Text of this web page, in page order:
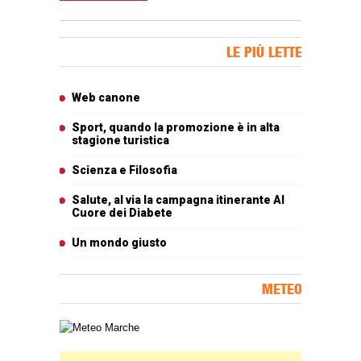
LE PIÙ LETTE
Web canone
Sport, quando la promozione è in alta
stagione turistica
Scienza e Filosofia
Salute, al via la campagna itinerante Al
Cuore dei Diabete
Un mondo giusto
METEO
Carta meteorologica delle Marche